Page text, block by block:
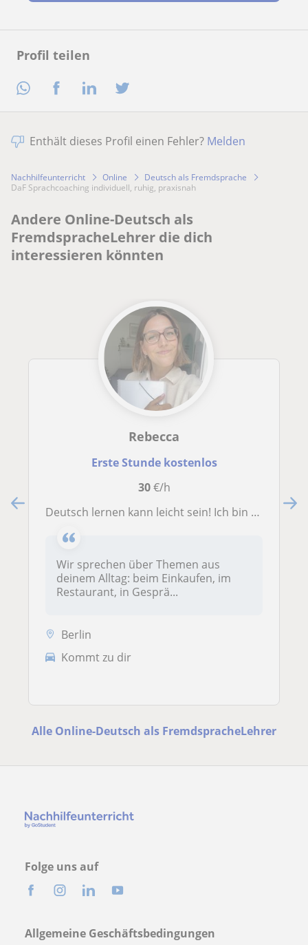
Profil teilen
Enthält dieses Profil einen Fehler? Melden
Nachhilfeunterricht Online
Deutsch als Fremdsprache
DaF Sprachcoaching individuell, ruhig, praxisnah
Andere Online-Deutsch als
FremdspracheLehrer die dich
interessieren könnten
Rebecca
Erste Stunde kostenlos
30€/h
Deutsch lernen kann leicht sein! Ich bin Rebecca und übe mit dir genau die Gespräche, die du im Alltag wirklich brauchst!
Wir sprechen über Themen aus
deinem Alltag: beim Einkaufen, im
Restaurant, in Gesprä...
Berlin
Kommt zu dir
Alle Online-Deutsch als FremdspracheLehrer
Folge uns auf
Allgemeine Geschäftsbedingungen